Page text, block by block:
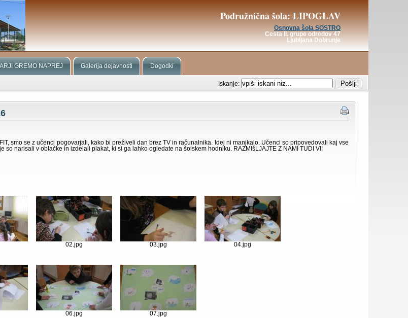
Podružnična šola: LIPOGLAV
Osnovna šola SOSTRO
Cesta II. grupe odredov 47
Ljubljana Dobrunje
GREMO NAPREJ Galerija dejavnosti Dogodki
Iskanje:
smo se z učenci pogovarjali, kako bi preživeli dan brez TV in računalnika. Idej ni manjkalo. Učenci so pripovedovali kaj vse
so narisali v oblačke in izdelali plakat, ki si ga lahko ogledate na šolskem hodniku. RAZMIšLJAJTE Z NAMI TUDI VI!
02.jpg 03.jpg 04.jpg
06.jpg 07.jpg